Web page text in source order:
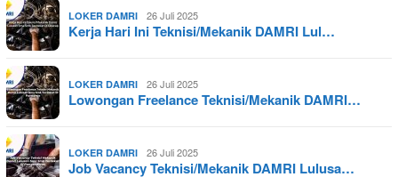
LOKER DAMRI 26 Juli 2025
Kerja Hari Ini Teknisi/Mekanik DAMRI Lul…
LOKER DAMRI 26 Juli 2025
Lowongan Freelance Teknisi/Mekanik DAMRI…
LOKER DAMRI 26 Juli 2025
Job Vacancy Teknisi/Mekanik DAMRI Lulusa…